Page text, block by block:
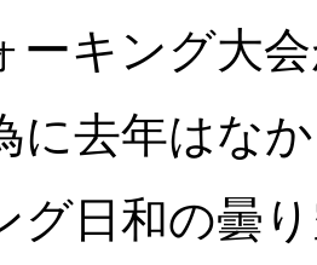
ーキング大
に去年はな
グ日和の曇